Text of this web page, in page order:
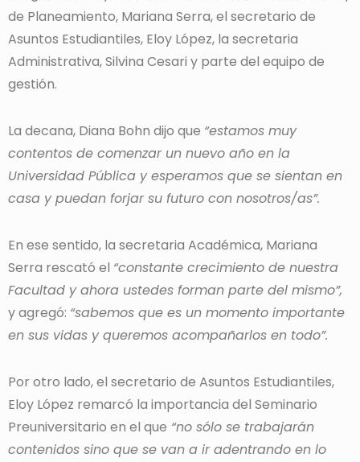
de Planeamiento, Mariana Serra, el secretario de
Asuntos Estudiantiles, Eloy López, la secretaria
Administrativa, Silvina Cesari y parte del equipo de
gestión.
La decana, Diana Bohn dijo que “estamos muy
contentos de comenzar un nuevo año en la
Universidad Pública y esperamos que se sientan en
casa y puedan forjar su futuro con nosotros/as”.
En ese sentido, la secretaria Académica, Mariana
Serra rescató el “constante crecimiento de nuestra
Facultad y ahora ustedes forman parte del mismo”,
y agregó: “sabemos que es un momento importante
en sus vidas y queremos acompañarlos en todo”.
Por otro lado, el secretario de Asuntos Estudiantiles,
Eloy López remarcó la importancia del Seminario
Preuniversitario en el que “no sólo se trabajarán
contenidos sino que se van a ir adentrando en lo